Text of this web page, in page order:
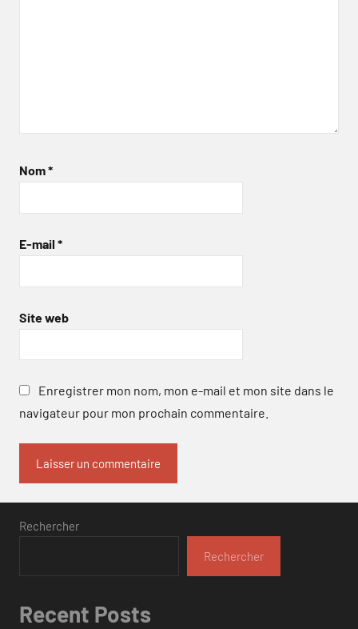
Nom*
E-mail *
Site web
Enregistrer mon nom, mon e-mail et mon site dans le
navigateur pour mon prochain commentaire.
Rechercher
Rechercher
Recent Posts